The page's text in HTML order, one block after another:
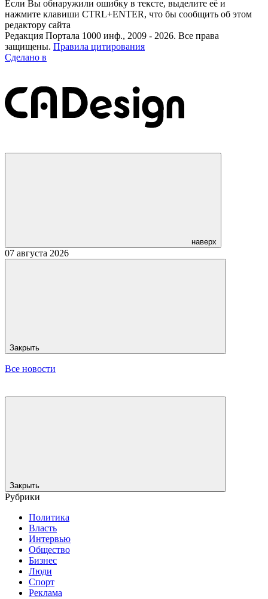
Если Вы обнаружили ошибку в тексте, выделите её и
нажмите клавиши CTRL+ENTER, что бы сообщить об этом
редактору сайта
Редакция Портала 1000 инф., 2009 - 2026. Все права
защищены. Правила цитирования
Сделано в
наверх
07 августа 2026
Закрыть
Все новости
Закрыть
Рубрики
Политика
Власть
Интервью
Общество
Бизнес
Люди
Спорт
Реклама